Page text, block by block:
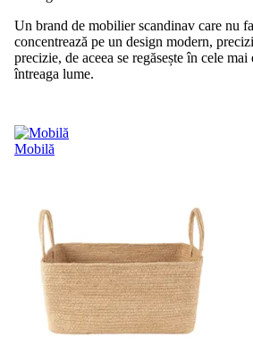
Un brand de mobilier scandinav care nu
concentrează pe un design modern,
precizie, de aceea se regăsește în cele mai
întreaga lume.
Mobilă